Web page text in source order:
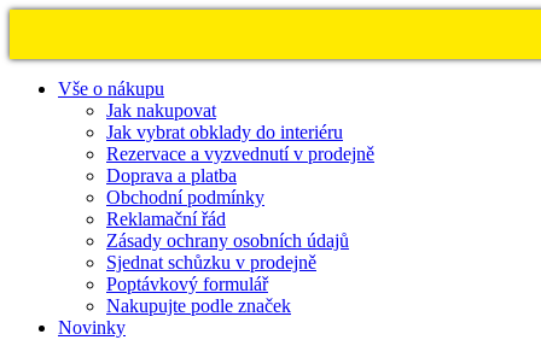
Vše o nákupu
Jak nakupovat
Jak vybrat obklady do interiéru
Rezervace a vyzvednutí v prodejně
Doprava a platba
Obchodní podmínky
Reklamační řád
Zásady ochrany osobních údajů
Sjednat schůzku v prodejně
Poptávkový formulář
Nakupujte podle značek
Novinky